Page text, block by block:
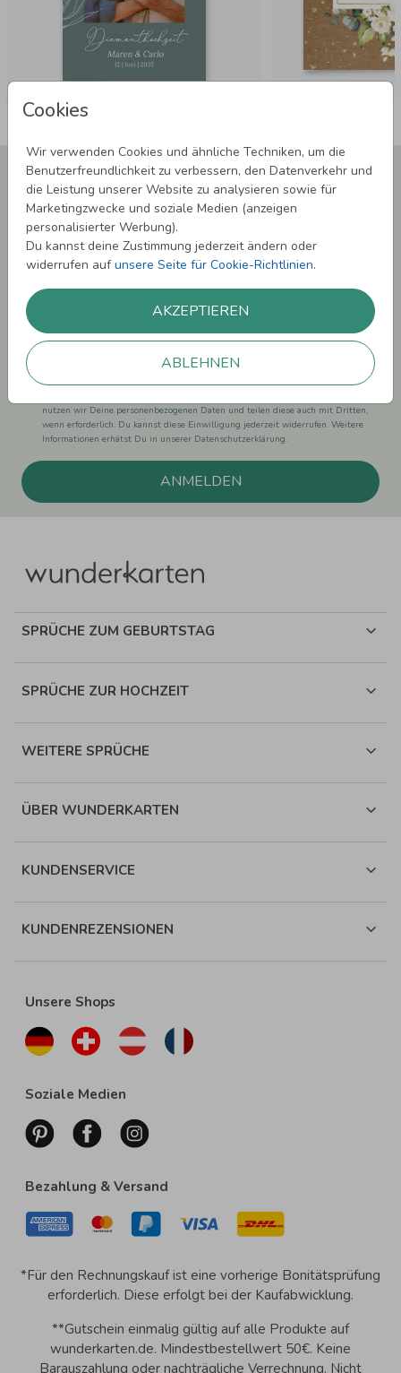
Cookies
Wir verwenden Cookies und ähnliche Techniken, um die
Benutzerfreundlichkeit zu verbessern, den Datenverkehr und
die Leistung unserer Website zu analysieren sowie für
Marketingzwecke und soziale Medien (anzeigen
personalisierter Werbung).
Du kannst deine Zustimmung jederzeit ändern oder
widerrufen aufunsere Seite für Cookie-Richtlinien.
AKZEPTIEREN
ABLEHNEN
Newsletter abonnieren und 5,00 € Rabatt**
sichern!
Melde Dich zu unserem Newsletter an und bleibe auf dem
Laufenden.
Einwilligung zur Datennutzung für Marketingzwecke: Hiermit willigst Du ein,
können. Dies umfasst den Versand unseres Newsletters. Zudem können wir Dir
Produktinformationen zu Deinen Interessen auf anderen Plattformen wie
nutzen wir Deine personenbezogenen Daten und teilen diese auch mit Dritten,
wenn erforderlich. Du kannst diese Einwilligung jederzeit widerrufen. Weitere
Informationen erhätst Du in unserer Datenschutzerklärung.
ANMELDEN
SPRÜCHE ZUM GEBURTSTAG
SPRÜCHE ZUR HOCHZEIT
WEITERE SPRÜCHE
ÜBER WUNDERKARTEN
KUNDENSERVICE
KUNDENREZENSIONEN
Unsere Shops
Soziale Medien
Bezahlung & Versand
*Für den Rechnungskauf ist eine vorherige Bonitätsprüfung
erforderlich. Diese erfolgt bei der Kaufabwicklung.
**Gutschein einmalig gültig auf alle Produkte auf
wunderkarten.de. Mindestbestellwert 50€. Keine
Barauszahlung oder nachträgliche Verrechnung. Nicht